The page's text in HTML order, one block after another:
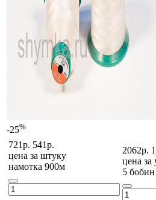
-25%
721р. 541р.
цена за штуку
намотка 900м
2062р.
цена за
5 бобин